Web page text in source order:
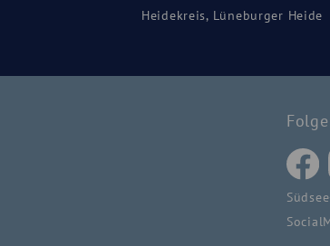
Heidekreis, Lüneburger Heide